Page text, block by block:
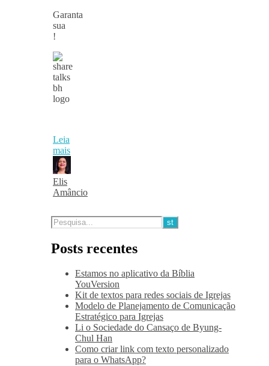
Garanta
sua
!
Leia
mais
Elis
Amâncio
Posts recentes
Estamos no aplicativo da Bíblia
YouVersion
Kit de textos para redes sociais de Igrejas
Modelo de Planejamento de Comunicação
Estratégico para Igrejas
Li o Sociedade do Cansaço de Byung-
Chul Han
Como criar link com texto personalizado
para o WhatsApp?